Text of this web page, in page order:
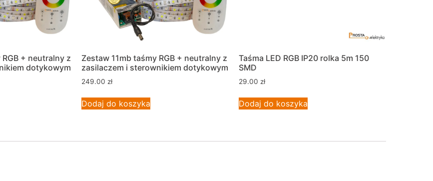
+ neutralny z
dotykowym
Zestaw 11mb taśmy RGB + neutralny z
zasilaczem i sterownikiem dotykowym
249.00 zł
Dodaj do koszyka
Taśma LED RGB IP20 rolka 5m 150
SMD
29.00 zł
Dodaj do koszyka